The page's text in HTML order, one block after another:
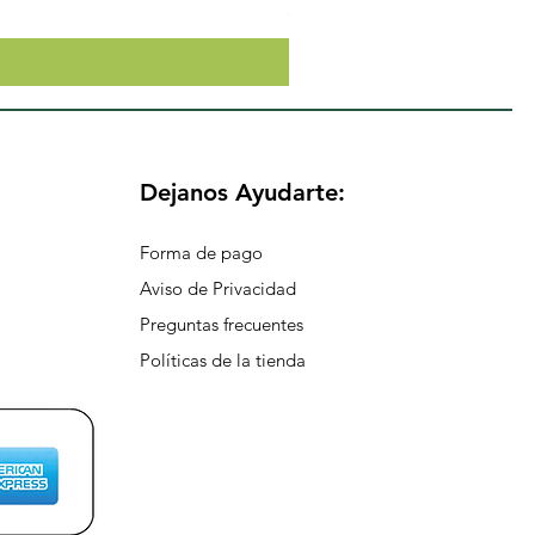
Precio
$174.65
Dejanos Ayudarte:
Forma de pago
Aviso de Privacidad
Preguntas frecuentes
Políticas de la tienda